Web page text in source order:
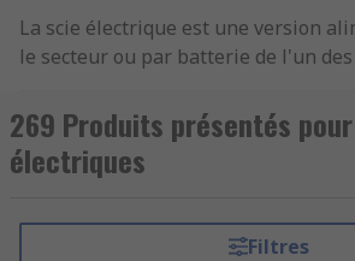
La scie électrique est une version
le secteur ou par batterie de l'un
électriques sont utilisées pour
matériaux, y compris les pierres, le
ou les métaux. Le processus de
matériau et en le déplaçant avec
269 Produits présentés
électriques
Filtres